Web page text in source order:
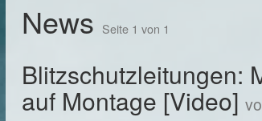
News Seite 1 von 1
Blitzschutzleitungen:
auf Montage [Video]